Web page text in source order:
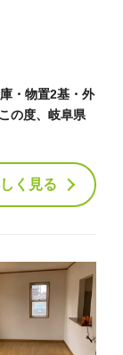
・物置2基・外
の度、岐阜県
く見る